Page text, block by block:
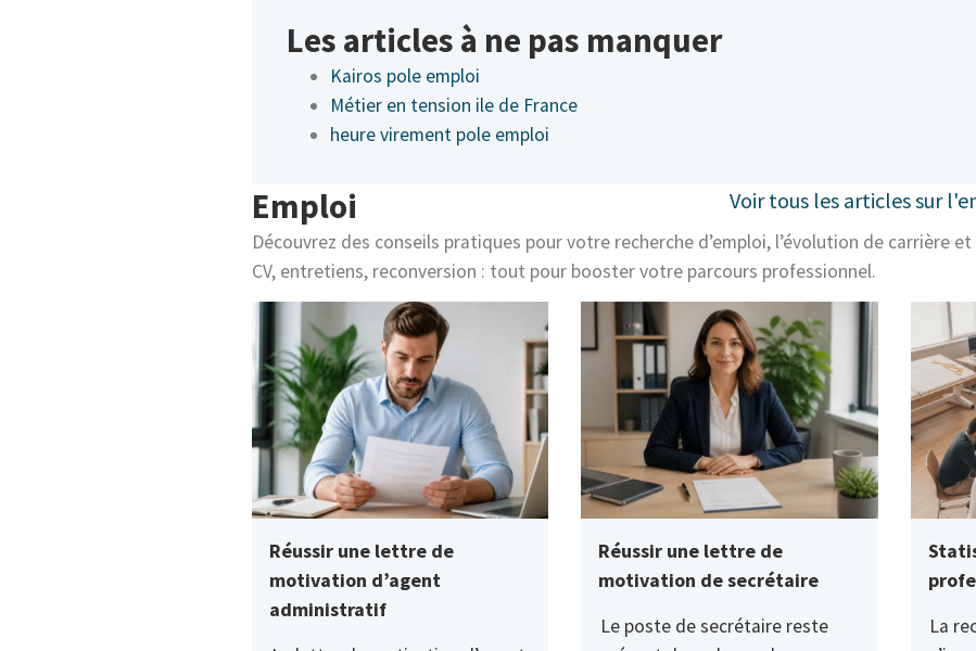
Les articles à ne pas manquer
Kairos pole emploi
Métier en tension ile de France
heure virement pole emploi
Emploi Voir tous les articles sur
Découvrez des conseils pratiques pour votre recherche d’emploi, l’évolution de carrière
CV, entretiens, reconversion : tout pour booster votre parcours professionnel.
Réussir une lettre de
motivation d’agent
administratif
Réussir une lettre de
motivation de secrétaire
Le poste de secrétaire reste
La